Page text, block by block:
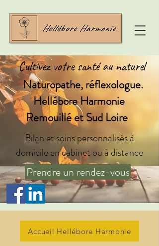
Cultivez votre santé au naturel
Naturopathe, réflexologue.
Hellébore Harmonie
Remouillé et Sud Loire
Bilan et soins personnalisés à
domicile en cabinet ou à distance
Prendre un rendez-vous
Accueil Hellébore Harmonie